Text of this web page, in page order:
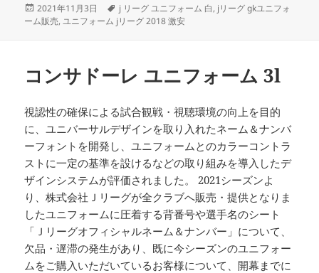
投
稿
2021年11月3日
タ
グ
j リーグ ユニフォーム 白, jリーグ gkユニフォ
ーム販売,ユニフォーム jリーグ 2018 激安
コンサドーレ ユニフォーム 3l
視認性の確保による試合観戦・視聴環境の向上を目的
に、ユニバーサルデザインを取り入れたネーム＆ナンバ
ーフォントを開発し、ユニフォームとのカラーコントラ
ストに一定の基準を設けるなどの取り組みを導入したデ
ザインシステムが評価されました。 2021シーズンよ
り、株式会社Ｊリーグが全クラブへ販売・提供となりま
したユニフォームに圧着する背番号や選手名のシート
「Ｊリーグオフィシャルネーム＆ナンバー」について、
欠品・遅滞の発生があり、既に今シーズンのユニフォー
ムをご購入いただいているお客様について、開幕までに